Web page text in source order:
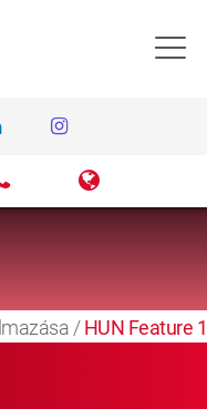
/HUN Feature 1